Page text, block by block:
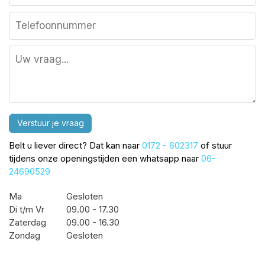
Verstuur je vraag
Belt u liever direct? Dat kan naar 0172 - 602317 of stuur
tijdens onze openingstijden een whatsapp naar 06-
24690529
Ma
Gesloten
Di t/m Vr
09.00 - 17.30
Zaterdag
09.00 - 16.30
Zondag
Gesloten